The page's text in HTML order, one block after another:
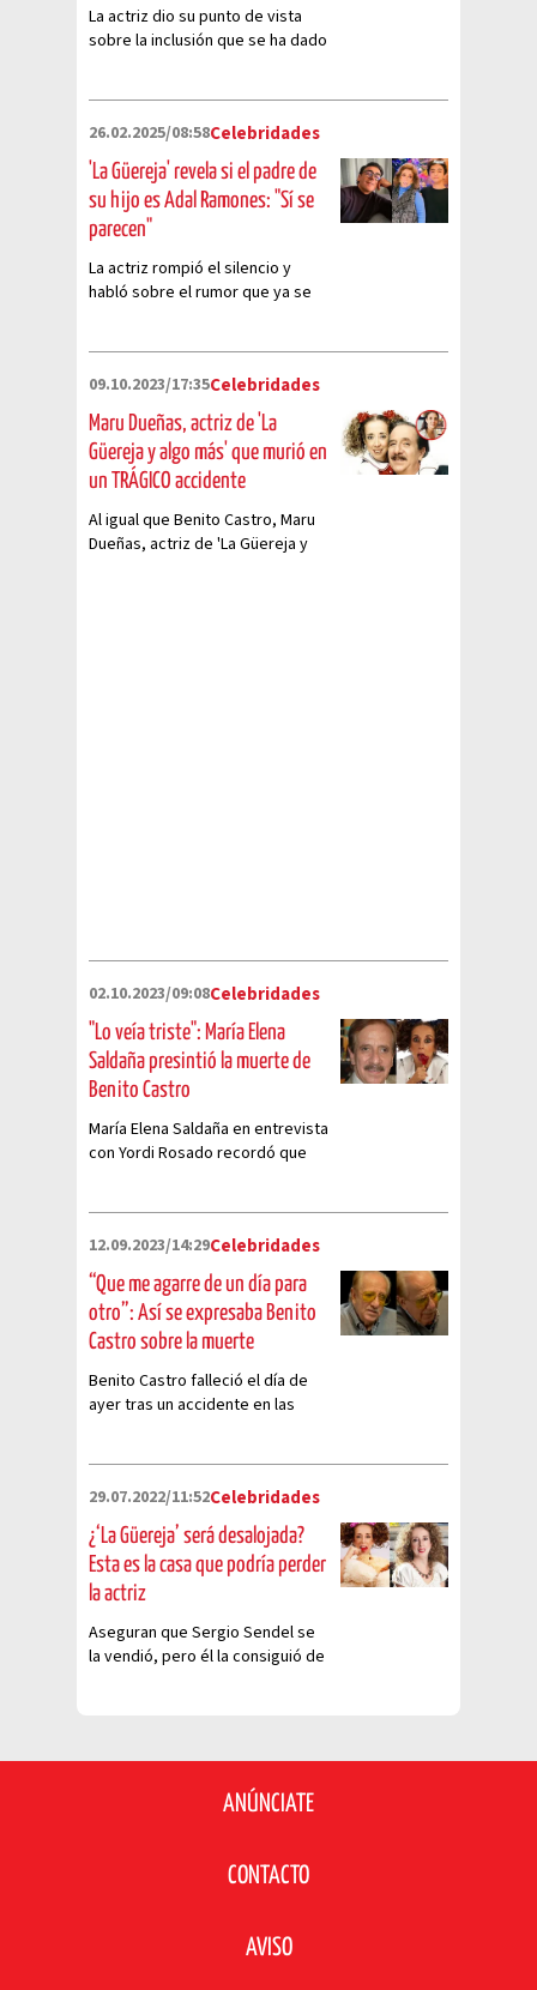
La actriz dio su punto de vista
sobre la inclusión que se ha dado
26.02.2025/08:58Celebridades
'La Güereja' revela si el padre de
su hijo es Adal Ramones: "Sí se
parecen"
La actriz rompió el silencio y
habló sobre el rumor que ya se
Ramones.
09.10.2023/17:35Celebridades
Maru Dueñas, actriz de 'La
Güereja y algo más' que murió en
un TRÁGICO accidente
Al igual que Benito Castro, Maru
Dueñas, actriz de 'La Güereja y
02.10.2023/09:08Celebridades
"Lo veía triste": María Elena
Saldaña presintió la muerte de
Benito Castro
María Elena Saldaña en entrevista
con Yordi Rosado recordó que
12.09.2023/14:29Celebridades
“Que me agarre de un día para
otro”: Así se expresaba Benito
Castro sobre la muerte
Benito Castro falleció el día de
ayer tras un accidente en las
29.07.2022/11:52Celebridades
¿‘La Güereja’ será desalojada?
Esta es la casa que podría perder
la actriz
Aseguran que Sergio Sendel se
la vendió, pero él la consiguió de
ANÚNCIATE
CONTACTO
AVISO